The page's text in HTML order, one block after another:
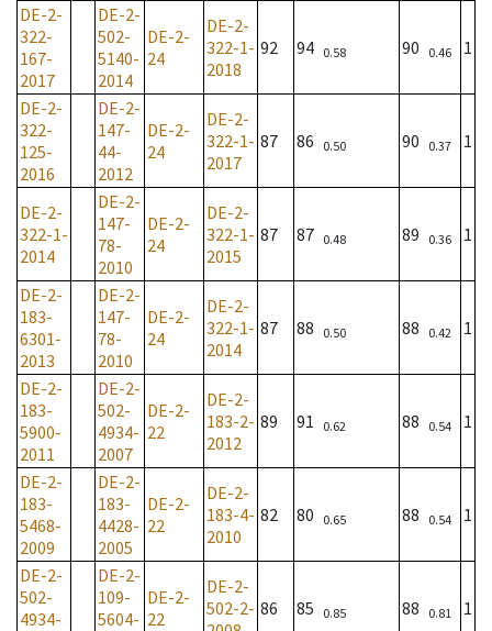
DE-2-
322-
167-
2017
DE-2-
502-
5140-
2014
DE-2-
24
DE-2-
322-1-
2018
92 94 0.58 90 0.46 1
DE-2-
322-
125-
2016
DE-2-
147-
44-
2012
DE-2-
24
DE-2-
322-1-
2017
87 86 0.50 90 0.37 1
DE-2-
322-1-
2014
DE-2-
147-
78-
2010
DE-2-
24
DE-2-
322-1-
2015
87 87 0.48 89 0.36 1
DE-2-
183-
6301-
2013
DE-2-
147-
78-
2010
DE-2-
24
DE-2-
322-1-
2014
87 88 0.50 88 0.42 1
DE-2-
183-
5900-
2011
DE-2-
502-
4934-
2007
DE-2-
22
DE-2-
183-2-
2012
89 91 0.62 88 0.54 1
DE-2-
183-
5468-
2009
DE-2-
183-
4428-
2005
DE-2-
22
DE-2-
183-4-
2010
82 80 0.65 88 0.54 1
DE-2-
502-
4934-
DE-2-
109-
5604-
DE-2-
22
DE-2-
502-2- 86 85 0.85 88 0.81 1